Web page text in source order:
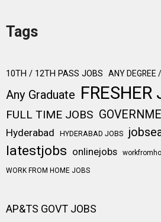
Tags
10TH / 12TH PASS JOBS ANY DEGREE
Any Graduate FRESHER
FULL TIME JOBS
Hyderabad HYDERABAD JOBS
latestjobs onlinejobs
WORK FROM HOME JOBS
AP&TS GOVT JOBS